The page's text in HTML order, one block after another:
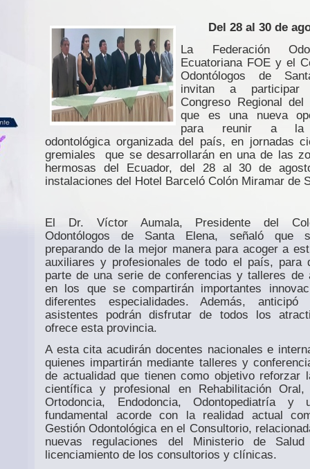
Del 28 al 30 de
La Federación
Ecuatoriana FOE y el
Odontólogos de
invitan a
Congreso Regional del
que es una nueva
para reunir a la
odontológica organizada del país, en jornadas
gremiales
que se desarrollarán en una de las
hermosas del Ecuador, del 28 al 30 de
instalaciones del Hotel Barceló Colón Miramar de
El Dr. Víctor Aumala, Presidente del
Odontólogos de Santa Elena, señaló que
preparando de la mejor manera para acoger a
auxiliares y profesionales de todo el país, para
parte de una serie de conferencias y talleres de
en los que se compartirán importantes
diferentes especialidades. Además,
asistentes podrán disfrutar de todos los
ofrece esta provincia.
A esta cita acudirán docentes nacionales e
quienes impartirán mediante talleres y
de actualidad que tienen como objetivo reforzar
científica y profesional en Rehabilitación Oral,
Ortodoncia, Endodoncia, Odontopediatría y
fundamental acorde con la realidad actual
Gestión Odontológica en el Consultorio,
nuevas regulaciones del Ministerio de
licenciamiento de los consultorios y clínicas.